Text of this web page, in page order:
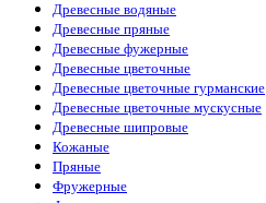
Древесные водяные
Древесные пряные
Древесные фужерные
Древесные цветочные
Древесные цветочные гурманские
Древесные цветочные мускусные
Древесные шипровые
Кожаные
Пряные
Фружерные